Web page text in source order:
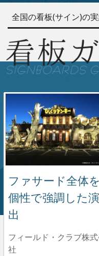
全国の看板(サイン)の
ファサード全体を
個性で強調した演
出
フィールド・クラブ株
社